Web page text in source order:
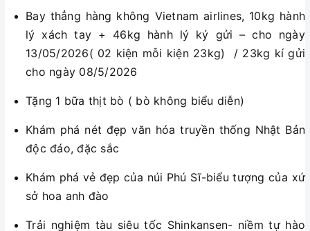
Bay thẳng hàng không Vietnam airlines, 10kg hành
lý xách tay + 46kg hành lý ký gửi – cho ngày
13/05/2026( 02 kiện mỗi kiện 23kg) / 23kg kí gửi
cho ngày 08/5/2026
Tặng 1 bữa thịt bò ( bò không biểu diễn)
Khám phá nét đẹp văn hóa truyền thống Nhật Bản
độc đáo, đặc sắc
Khám phá vẻ đẹp của núi Phú Sĩ-biểu tượng của xứ
sở hoa anh đào
Trải nghiệm tàu siêu tốc Shinkansen- niềm tự hào